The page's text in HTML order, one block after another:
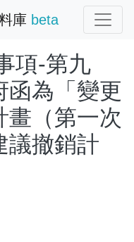
庫 beta
項-第九
函為「變更
畫（第一次
議撤銷計